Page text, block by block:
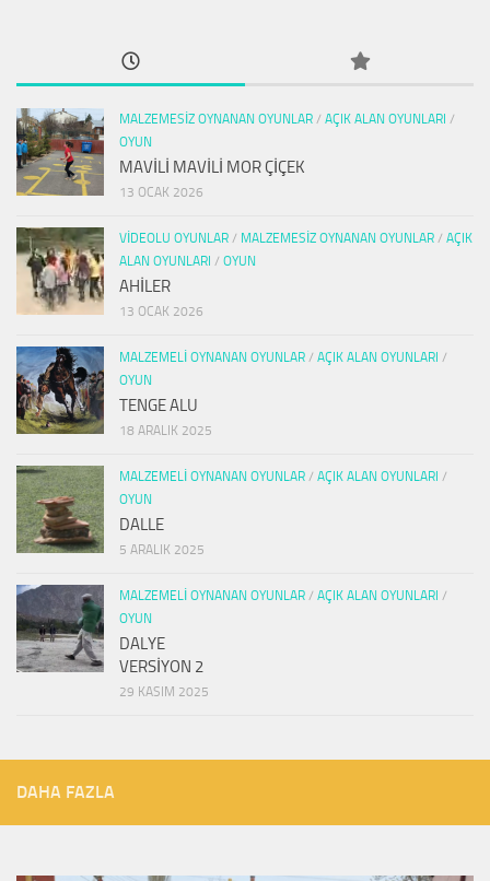
MALZEMESIZ OYNANAN OYUNLAR / AÇIK ALAN OYUNLARI /
OYUN
MAVİLİ MAVİLİ MOR ÇİÇEK
13 OCAK 2026
VIDEOLU OYUNLAR / MALZEMESIZ OYNANAN OYUNLAR / AÇIK
ALAN OYUNLARI / OYUN
AHİLER
13 OCAK 2026
MALZEMELI OYNANAN OYUNLAR / AÇIK ALAN OYUNLARI /
OYUN
TENGE ALU
18 ARALIK 2025
MALZEMELI OYNANAN OYUNLAR / AÇIK ALAN OYUNLARI /
OYUN
DALLE
5 ARALIK 2025
MALZEMELI OYNANAN OYUNLAR / AÇIK ALAN OYUNLARI /
OYUN
DALYE
VERSİYON 2
29 KASIM 2025
DAHA FAZLA